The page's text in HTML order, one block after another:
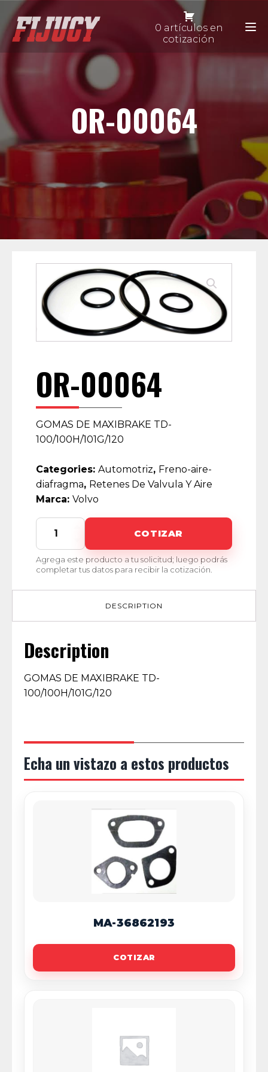
0 artículos en
cotización
OR-00064
OR-00064
GOMAS DE MAXIBRAKE TD-
100/100H/101G/120
Categories: Automotriz, Freno-aire-
diafragma, Retenes De Valvula Y Aire
Marca: Volvo
00064
quantity
COTIZAR
Agrega este producto a tu solicitud; luego podrás
completar tus datos para recibir la cotización.
DESCRIPTION
Description
GOMAS DE MAXIBRAKE TD-
100/100H/101G/120
Echa un vistazo a estos productos
MA-36862193
COTIZAR